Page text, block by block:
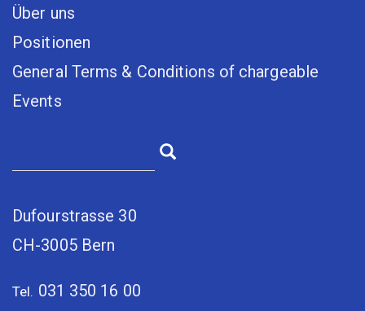
Über uns
Positionen
General Terms & Conditions of chargeable
Events
Dufourstrasse 30
CH-3005 Bern
Tel. 031 350 16 00